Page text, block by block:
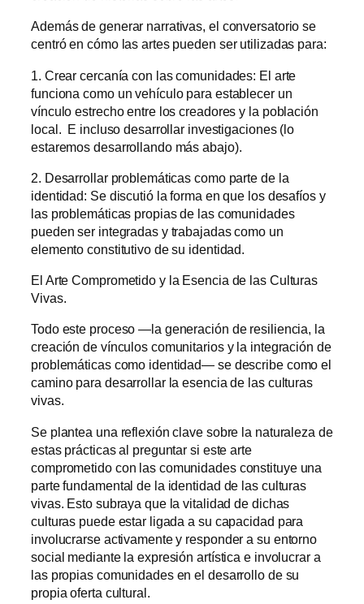
Además de generar narrativas, el conversatorio se
centró en cómo las artes pueden ser utilizadas para:
1. Crear cercanía con las comunidades: El arte
funciona como un vehículo para establecer un
vínculo estrecho entre los creadores y la población
local. E incluso desarrollar investigaciones (lo
estaremos desarrollando más abajo).
2. Desarrollar problemáticas como parte de la
identidad: Se discutió la forma en que los desafíos y
las problemáticas propias de las comunidades
pueden ser integradas y trabajadas como un
elemento constitutivo de su identidad.
El Arte Comprometido y la Esencia de las Culturas
Vivas.
Todo este proceso —la generación de resiliencia, la
creación de vínculos comunitarios y la integración de
problemáticas como identidad— se describe como el
camino para desarrollar la esencia de las culturas
vivas.
Se plantea una reflexión clave sobre la naturaleza de
estas prácticas al preguntar si este arte
comprometido con las comunidades constituye una
parte fundamental de la identidad de las culturas
vivas. Esto subraya que la vitalidad de dichas
culturas puede estar ligada a su capacidad para
involucrarse activamente y responder a su entorno
social mediante la expresión artística e involucrar a
las propias comunidades en el desarrollo de su
propia oferta cultural.